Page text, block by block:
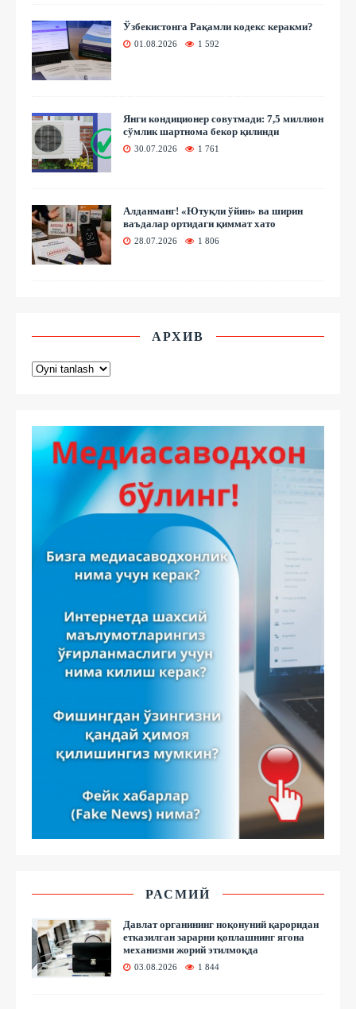
Ўзбекистонга Рақамли кодекс керакми?
01.08.2026 1 592
Янги кондиционер совутмади: 7,5 миллион
сўмлик шартнома бекор қилинди
30.07.2026 1 761
Алданманг! «Ютуқли ўйин» ва ширин
ваъдалар ортидаги қиммат хато
28.07.2026 1 806
АРХИВ
РАСМИЙ
Давлат органининг ноқонуний қароридан
етказилган зарарни қоплашнинг ягона
механизми жорий этилмоқда
03.08.2026 1 844